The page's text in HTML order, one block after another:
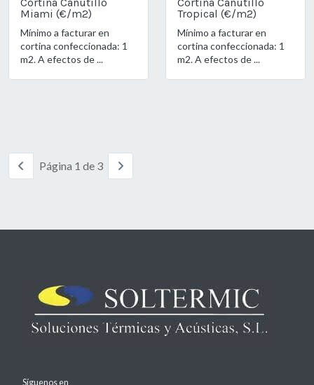
Cortina Canutillo
Miami (€/m2)
Mínimo a facturar en
cortina confeccionada: 1
m2. A efectos de ...
Cortina Canutillo
Tropical (€/m2)
Mínimo a facturar en
cortina confeccionada: 1
m2. A efectos de ...
Página 1 de 3
Síguenos en